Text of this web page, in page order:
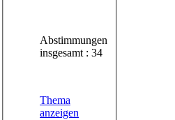
Abstimmungen
insgesamt : 34
Thema
anzeigen